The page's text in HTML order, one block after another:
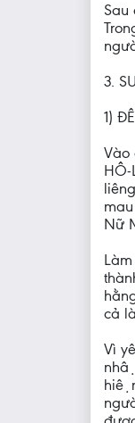
Sau
3.
1)
Vào
Nữ
cả
Vì